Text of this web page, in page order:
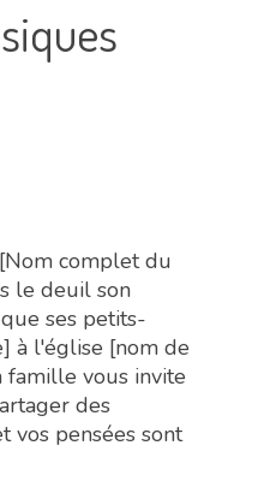
complet du
le deuil son
ses petits-
à l'église [nom de
famille vous invite
des
vos pensées sont